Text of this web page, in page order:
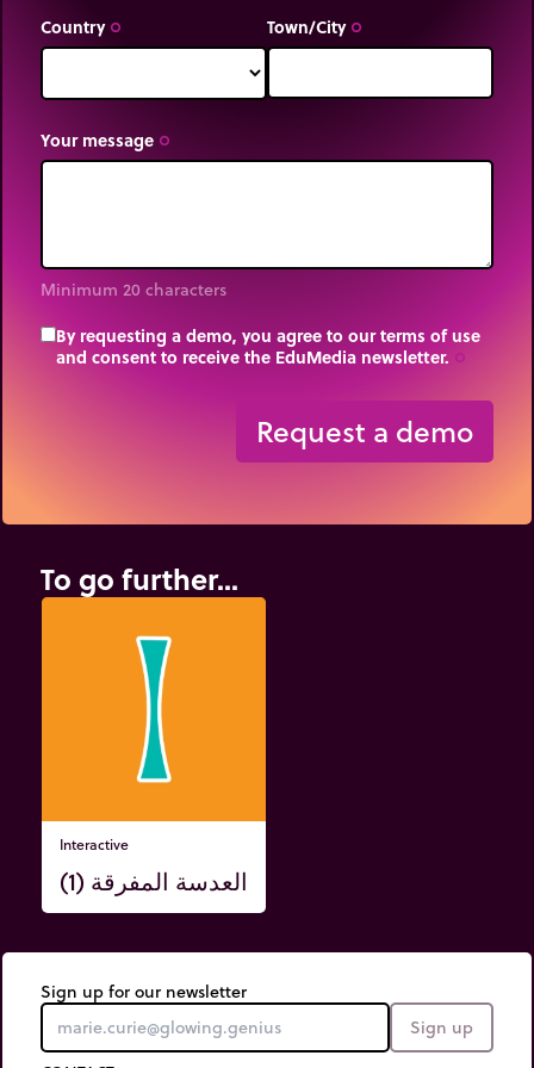
Country trip_origin Town/City trip_origin
Your message trip_origin
Minimum 20 characters
By requesting a demo, you agree to our terms of use
and consent to receive the EduMedia newsletter.
Request a demo
To go further...
Interactive
العدسة المفرقة (1)
Sign up for our newsletter
Sign up